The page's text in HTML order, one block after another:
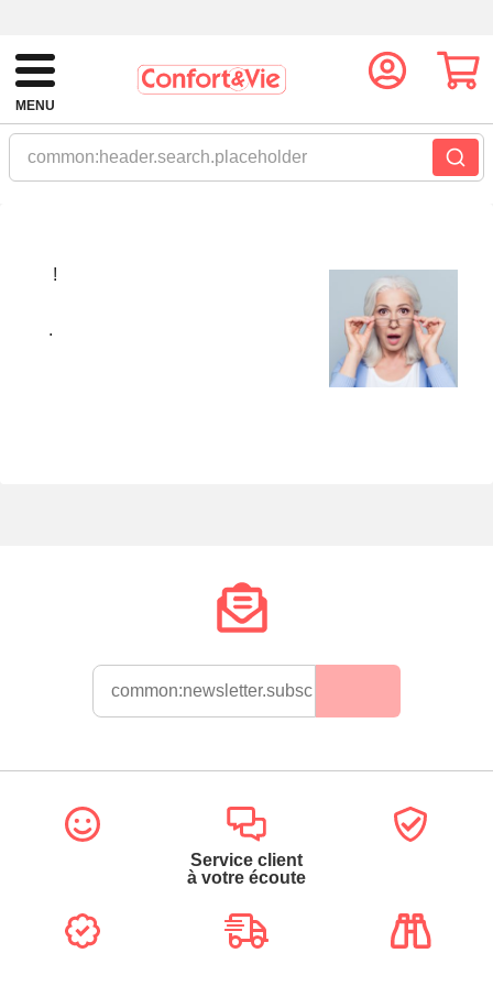
MENU
common:header.search.placeholder
!
.
Service client
à votre écoute